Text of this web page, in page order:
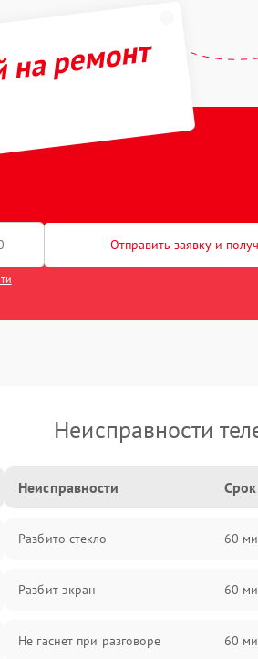
ремонт
Отправить заявку и
Неисправности
Неисправности Срок
Разбито стекло 60
Разбит экран 60
Не гаснет при разговоре 60